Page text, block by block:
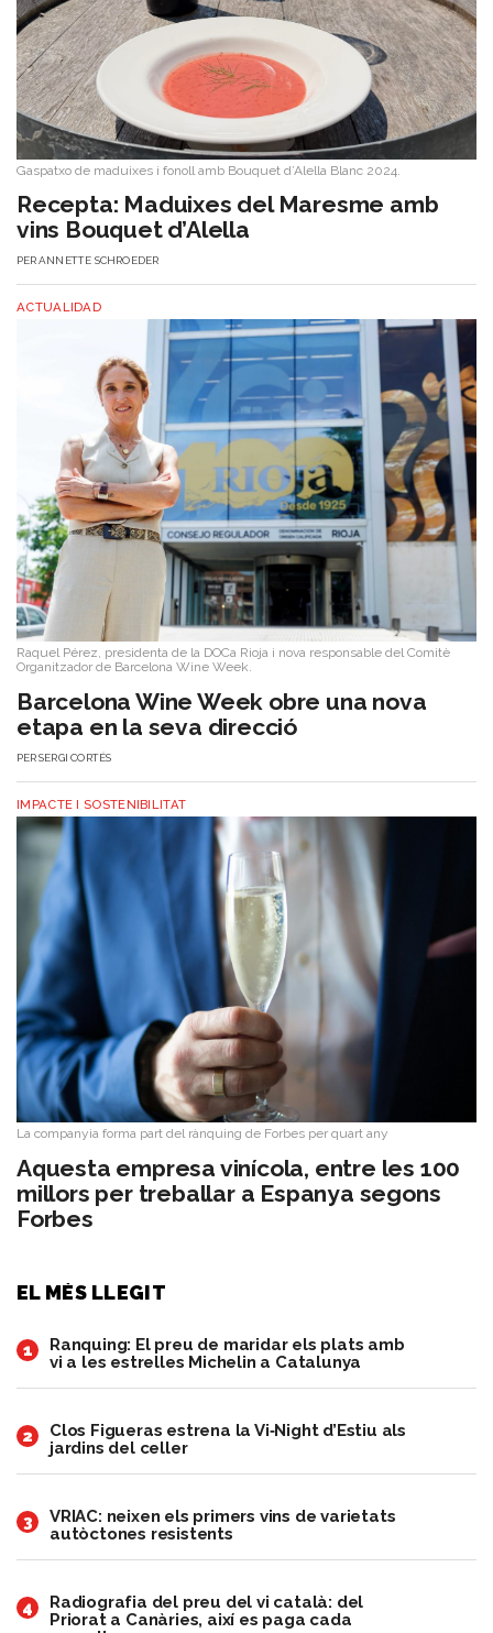
Gaspatxo de maduixes i fonoll amb Bouquet d’Alella Blanc 2024.
​Recepta: Maduixes del Maresme amb
vins Bouquet d’Alella
PERANNETTE SCHROEDER
ACTUALIDAD
Raquel Pérez, presidenta de la DOCa Rioja i nova responsable del Comitè
Organitzador de Barcelona Wine Week.
Barcelona Wine Week obre una nova
etapa en la seva direcció
PERSERGI CORTÉS
IMPACTE I SOSTENIBILITAT
La companyia forma part del rànquing de Forbes per quart any
Aquesta empresa vinícola, entre les 100
millors per treballar a Espanya segons
Forbes
EL MÉS LLEGIT
1
Ranquing: El preu de maridar els plats amb
vi a les estrelles Michelin a Catalunya
2
Clos Figueras estrena la Vi‑Night d’Estiu als
jardins del celler
3
VRIAC: neixen els primers vins de varietats
autòctones resistents
4
Radiografia del preu del vi català: del
Priorat a Canàries, així es paga cada